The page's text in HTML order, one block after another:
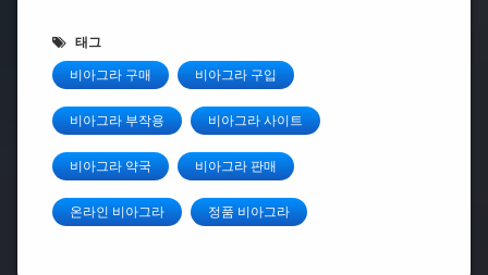
태그
비아그라 구매 비아그라 구입
비아그라 부작용 비아그라 사이트
비아그라 약국 비아그라 판매
온라인 비아그라 정품 비아그라